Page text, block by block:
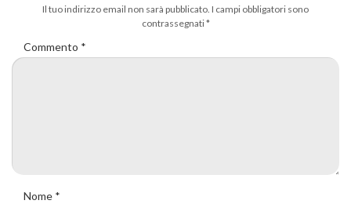
Il tuo indirizzo email non sarà pubblicato. I campi obbligatori sono
contrassegnati*
Commento *
Nome *